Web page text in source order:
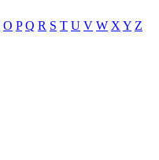
O P Q R S T U V W X Y Z